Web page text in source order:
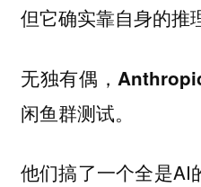
但它确实靠自身的推
无独有偶，
闲鱼群测试。
他们搞了一个全是AI